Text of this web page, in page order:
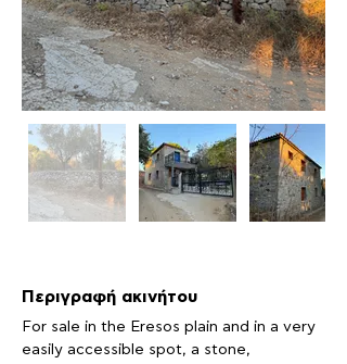
Περιγραφή ακινήτου
For sale in the Eresos plain and in a very
easily accessible spot, a stone,